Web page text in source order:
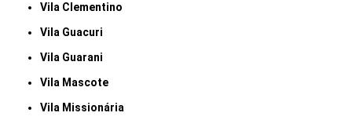
Vila Clementino
Vila Guacuri
Vila Guarani
Vila Mascote
Vila Missionária